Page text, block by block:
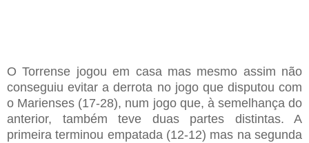
O Torrense jogou em casa mas mesmo assim não
conseguiu evitar a derrota no jogo que disputou com
o Marienses (17-28), num jogo que, à semelhança do
anterior, também teve duas partes distintas. A
primeira terminou empatada (12-12) mas na segunda